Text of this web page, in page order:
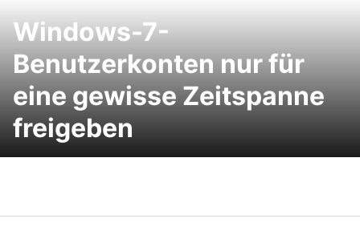
Windows-7-
Benutzerkonten nur für
eine gewisse Zeitspanne
freigeben